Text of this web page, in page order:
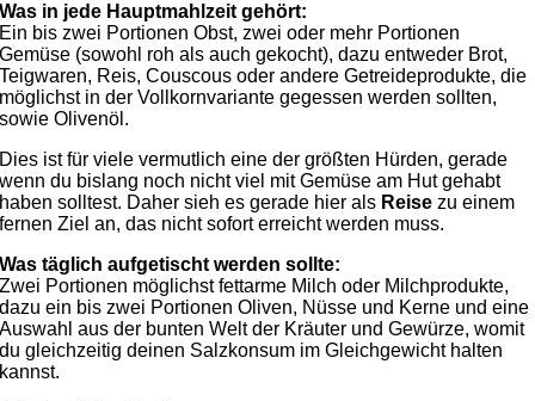
Was in jede Hauptmahlzeit gehört:
Ein bis zwei Portionen Obst, zwei oder mehr Portionen
Gemüse (sowohl roh als auch gekocht), dazu entweder Brot,
Teigwaren, Reis, Couscous oder andere Getreideprodukte, die
möglichst in der Vollkornvariante gegessen werden sollten,
sowie Olivenöl.
Dies ist für viele vermutlich eine der größten Hürden, gerade
wenn du bislang noch nicht viel mit Gemüse am Hut gehabt
haben solltest. Daher sieh es gerade hier als Reise zu einem
fernen Ziel an, das nicht sofort erreicht werden muss.
Was täglich aufgetischt werden sollte:
Zwei Portionen möglichst fettarme Milch oder Milchprodukte,
dazu ein bis zwei Portionen Oliven, Nüsse und Kerne und eine
Auswahl aus der bunten Welt der Kräuter und Gewürze, womit
du gleichzeitig deinen Salzkonsum im Gleichgewicht halten
kannst.